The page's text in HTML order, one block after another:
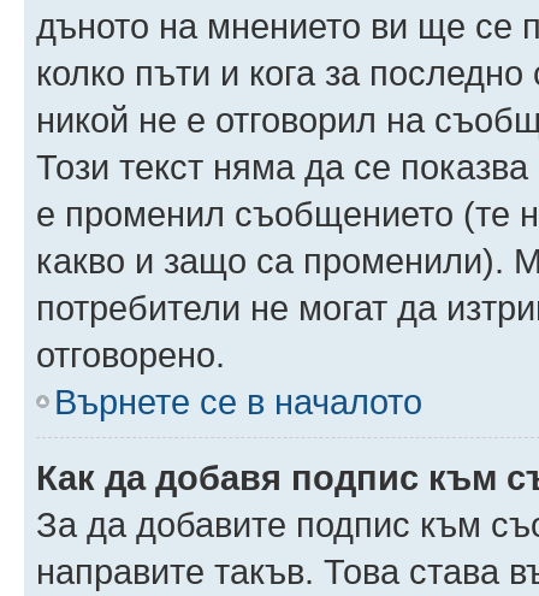
дъното на мнението ви ще се
колко пъти и кога за
никой не е отговорил на
Този текст няма да се
е променил съобщението (те
какво и защо са променили).
потребители не могат да
отговорено.
Върнете се в началото
Как да добавя подпис към
За да добавите подпис към
направите такъв. Това